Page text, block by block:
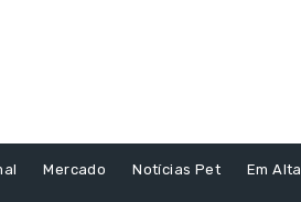
Mercado Notícias Pet Em Alta